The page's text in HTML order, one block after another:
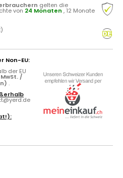
gelten die
von 24 Monaten , 12 Monate
)
Non-EU:
der EU
/
.